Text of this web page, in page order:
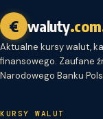
€ waluty
Aktualne kursy walut,
finansowego. Zaufane
Narodowego Banku
KURSY WALUT